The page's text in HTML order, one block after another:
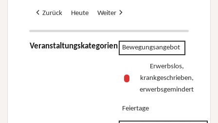
Zurück Heute Weiter
Veranstaltungskategorien Bewegungsangebot
Erwerbslos,
krankgeschrieben,
erwerbsgemindert
Feiertage